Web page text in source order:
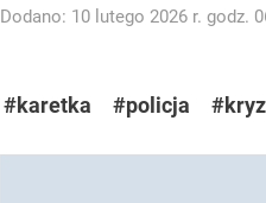
Dodano: 10 lutego 2026 r. godz.
#karetka #policja